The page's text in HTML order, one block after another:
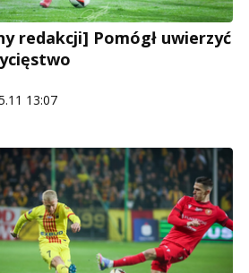
redakcji] Pomógł uwierzyć
13:07